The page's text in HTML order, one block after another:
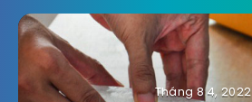
Tháng 8 4, 2022